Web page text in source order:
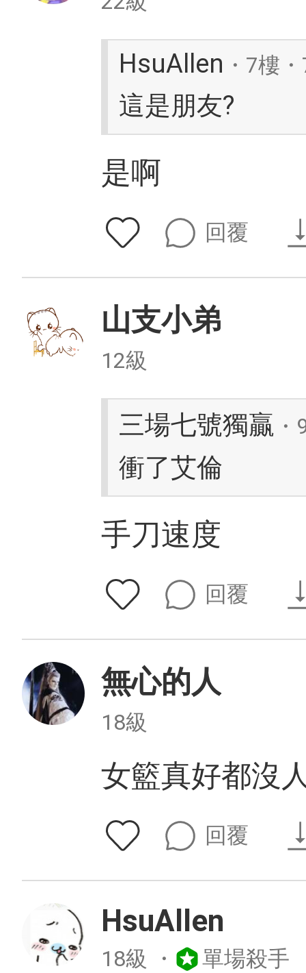
HsuAllen ・7樓
這是朋友?
是啊
回覆
山支小弟
12級
三場七號獨贏
衝了艾倫
手刀速度
回覆
無心的人
18級
女籃真好都沒
回覆
HsuAllen
18級 ・ 單場殺手